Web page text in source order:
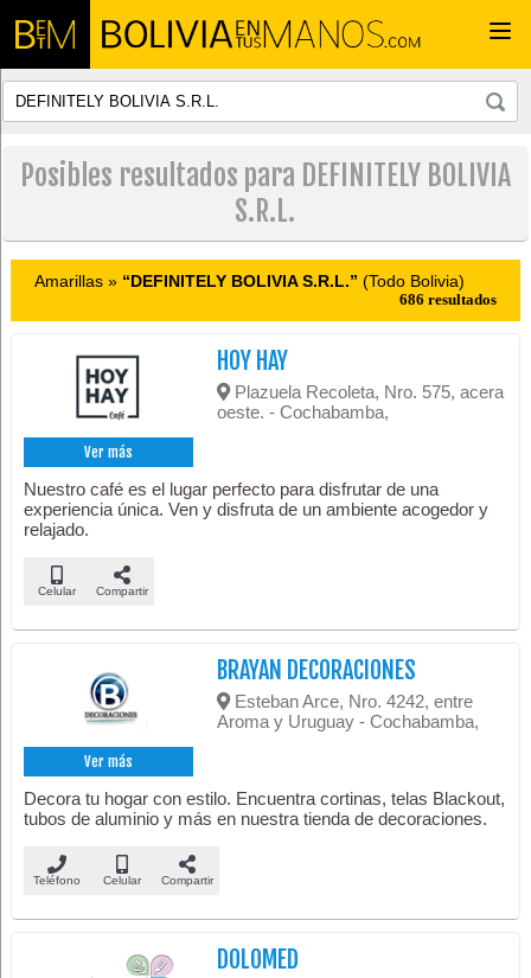
Posibles resultados para DEFINITELY BOLIVIA
S.R.L.
Amarillas » “DEFINITELY BOLIVIA S.R.L.” (Todo Bolivia)
686 resultados
Ver más
HOY HAY
Plazuela Recoleta, Nro. 575, acera
oeste. - Cochabamba,
Nuestro café es el lugar perfecto para disfrutar de una
experiencia única. Ven y disfruta de un ambiente acogedor y
relajado.
Celular Compartir
Ver más
BRAYAN DECORACIONES
Esteban Arce, Nro. 4242, entre
Aroma y Uruguay - Cochabamba,
Decora tu hogar con estilo. Encuentra cortinas, telas Blackout,
tubos de aluminio y más en nuestra tienda de decoraciones.
Teléfono Celular Compartir
DOLOMED